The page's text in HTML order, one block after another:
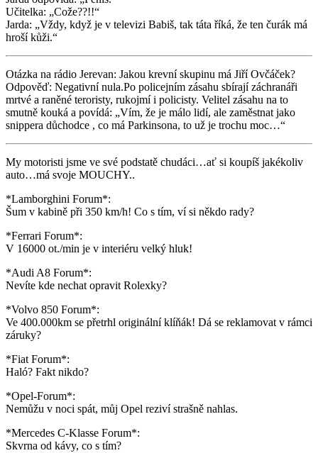
Učitelka: „Cože??!!“
Jarda: „Vždy, když je v televizi Babiš, tak táta říká, že ten čurák má
hroší kůži.“
Otázka na rádio Jerevan: Jakou krevní skupinu má Jiří Ovčáček?
Odpověď: Negativní nula.Po policejním zásahu sbírají záchranáři
mrtvé a raněné teroristy, rukojmí i policisty. Velitel zásahu na to
smutně kouká a povídá: „Vím, že je málo lidí, ale zaměstnat jako
snippera důchodce , co má Parkinsona, to už je trochu moc…“
My motoristi jsme ve své podstatě chudáci…ať si koupíš jakékoliv
auto…má svoje MOUCHY..
*Lamborghini Forum*:
Šum v kabině při 350 km/h! Co s tím, ví si někdo rady?
*Ferrari Forum*:
V 16000 ot./min je v interiéru velký hluk!
*Audi A8 Forum*:
Nevíte kde nechat opravit Rolexky?
*Volvo 850 Forum*:
Ve 400.000km se přetrhl originální klíňák! Dá se reklamovat v rámci
záruky?
*Fiat Forum*:
Haló? Fakt nikdo?
*Opel-Forum*:
Nemůžu v noci spát, můj Opel reziví strašně nahlas.
*Mercedes C-Klasse Forum*:
Skvrna od kávy, co s tím?